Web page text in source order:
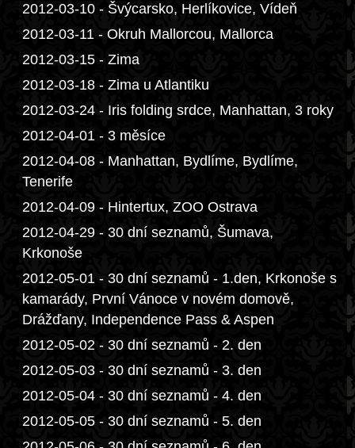
2012-03-10 - Švýcarsko, Herlíkovice, Vídeň
2012-03-11 - Okruh Mallorcou, Mallorca
2012-03-15 - Zima
2012-03-18 - Zima u Atlantiku
2012-03-24 - Iris folding srdce, Manhattan, 3 roky
2012-04-01 - 3 měsíce
2012-04-08 - Manhattan, Bydlíme, Bydlíme,
Tenerife
2012-04-09 - Hintertux, ZOO Ostrava
2012-04-29 - 30 dní seznamů, Šumava,
Krkonoše
2012-05-01 - 30 dní seznamů - 1.den, Krkonoše s
kamarády, První Vánoce v novém domově,
Drážďany, Independence Pass & Aspen
2012-05-02 - 30 dní seznamů - 2. den
2012-05-03 - 30 dní seznamů - 3. den
2012-05-04 - 30 dní seznamů - 4. den
2012-05-05 - 30 dní seznamů - 5. den